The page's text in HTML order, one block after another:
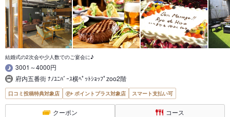
結婚式の2次会や少人数でのご宴会に♪
3001～4000円
府内五番街 ﾅﾉﾕﾆﾊﾞｰｽ横ﾍﾟｯﾄｼｮｯﾌﾟzoo2階
口コミ投稿特典対象店 ポイントプラス対象店 スマート支払い可
クーポン コース